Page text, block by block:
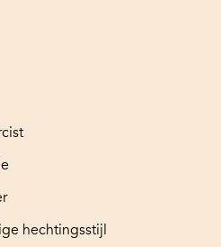
hechtingsstijl